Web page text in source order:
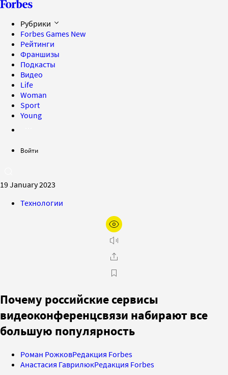
Рубрики
Forbes Games New
Рейтинги
Франшизы
Подкасты
Видео
Life
Woman
Sport
Young
Войти
19 January 2023
Технологии
Почему российские сервисы
видеоконференцсвязи набирают все
большую популярность
Роман РожковРедакция Forbes
Анастасия ГаврилюкРедакция Forbes